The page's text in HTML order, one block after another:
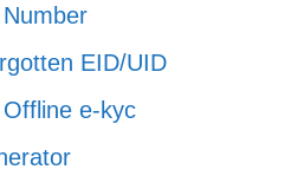
EID/UID
e-kyc